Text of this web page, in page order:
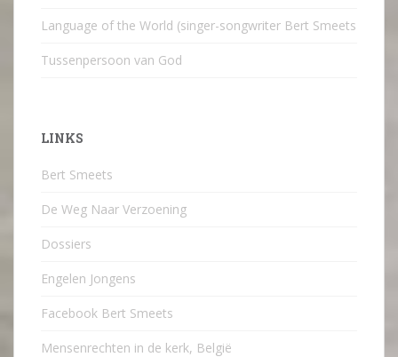
Language of the World (singer-songwriter Bert Smeets
Tussenpersoon van God
LINKS
Bert Smeets
De Weg Naar Verzoening
Dossiers
Engelen Jongens
Facebook Bert Smeets
Mensenrechten in de kerk, België